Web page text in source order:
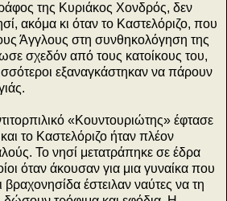
της Κυριάκος Χονδρός, δεν
ακόμα κι όταν το Καστελόριζο, που
Άγγλους στη συνθηκολόγηση της
σχεδόν από τους κατοίκους του,
εξαναγκάστηκαν να πάρουν
«Κουντουριώτης» έφτασε
το Καστελόριζο ήταν πλέον
Το νησί μετατράπηκε σε έδρα
όταν άκουσαν για μια γυναίκα που
βραχονησίδα έστειλαν ναύτες να τη